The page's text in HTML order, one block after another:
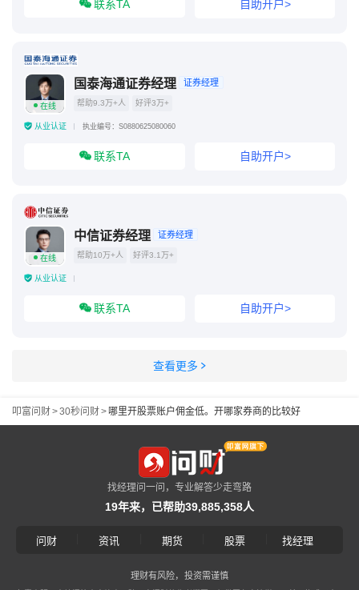
联系TA 自助开户>
在线
国泰海通证券经理 证券经理
帮助9.3万+人 好评3万+
从业认证 执业编号：S0880625080060
联系TA 自助开户>
在线
中信证券经理 证券经理
帮助10万+人 好评3.1万+
从业认证
联系TA 自助开户>
查看更多
叩富问财>30秒问财>哪里开股票账户佣金低。开哪家券商的比较好
找经理问一问，专业解答少走弯路
19年来，已帮助39,885,358人
问财 资讯 期货 股票 找经理
理财有风险，投资需谨慎